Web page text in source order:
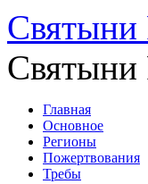
Святыни
Святыни
Главная
Основное
Регионы
Пожертвования
Требы